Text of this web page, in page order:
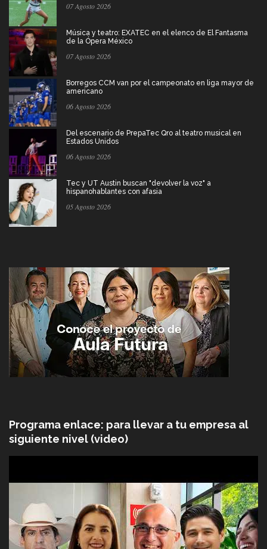
07 Agosto 2026
Música y teatro: EXATEC en el elenco de El Fantasma
de la Ópera México
07 Agosto 2026
Borregos CCM van por el campeonato en liga mayor de
americano
06 Agosto 2026
Del escenario de PrepaTec Qro al teatro musical en
Estados Unidos
06 Agosto 2026
Tec y UT Austin buscan "devolver la voz" a
hispanohablantes con afasia
05 Agosto 2026
Programa enlace: para llevar a tu empresa al
siguiente nivel (video)